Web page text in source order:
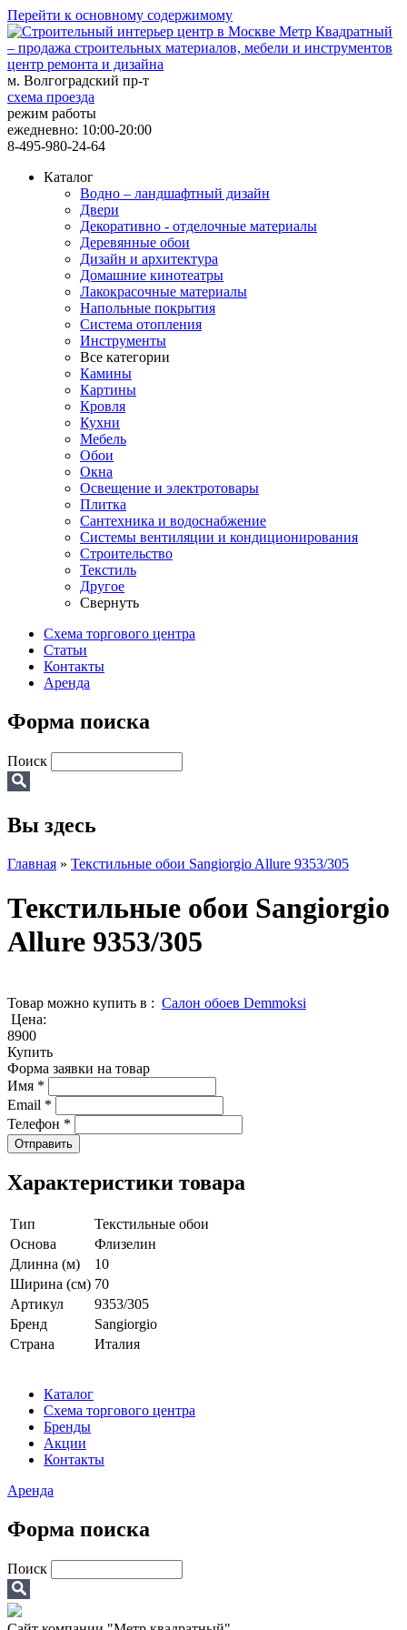
Перейти к основному содержимому
центр ремонта и дизайна
м. Волгоградский пр-т
схема проезда
режим работы
ежедневно: 10:00-20:00
8-495-980-24-64
Каталог
Водно – ландшафтный дизайн
Двери
Декоративно - отделочные материалы
Деревянные обои
Дизайн и архитектура
Домашние кинотеатры
Лакокрасочные материалы
Напольные покрытия
Система отопления
Инструменты
Все категории
Камины
Картины
Кровля
Кухни
Мебель
Обои
Окна
Освещение и электротовары
Плитка
Сантехника и водоснабжение
Системы вентиляции и кондиционирования
Строительство
Текстиль
Другое
Свернуть
Схема торгового центра
Статьи
Контакты
Аренда
Форма поиска
Поиск
Вы здесь
Главная » Текстильные обои Sangiorgio Allure 9353/305
Текстильные обои Sangiorgio
Allure 9353/305
Товар можно купить в : Cалон обоев Demmoksi
Цена:
8900
Купить
Форма заявки на товар
Имя *
Email *
Телефон *
Характеристики товара
Тип
Текстильные обои
Основа
Флизелин
Длинна (м)
10
Ширина (см) 70
Артикул
9353/305
Бренд
Sangiorgio
Страна
Италия
Каталог
Схема торгового центра
Бренды
Акции
Контакты
Аренда
Форма поиска
Поиск